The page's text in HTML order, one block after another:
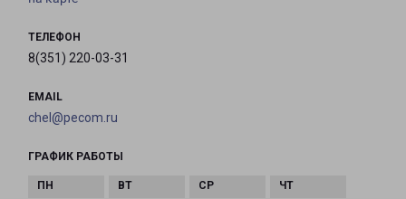
ТЕЛЕФОН
8(351) 220-03-31
EMAIL
chel@pecom.ru
ГРАФИК РАБОТЫ